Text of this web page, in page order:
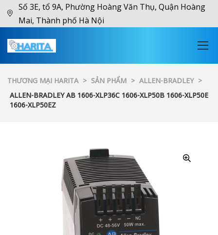
Số 3E, tổ 9A, Phường Hoàng Văn Thụ, Quận Hoàng
Mai, Thành phố Hà Nội
THƯƠNG MẠI HARITA > SẢN PHẨM > ALLEN-BRADLEY >
ALLEN-BRADLEY AB 1606-XLP36C 1606-XLP50B 1606-XLP50E
1606-XLP50EZ